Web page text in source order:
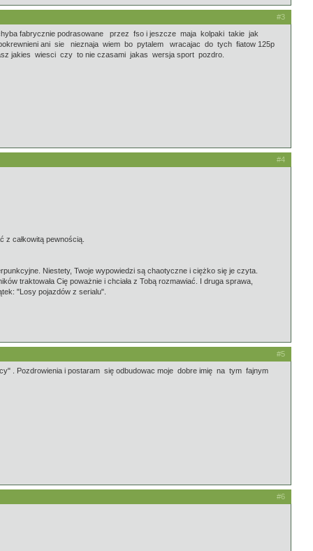
#3
fabrycznie podrasowane przez fso i jeszcze maja kolpaki takie jak
ani sie nieznaja wiem bo pytalem wracajac do tych fiatow 125p
jakies wiesci czy to nie czasami jakas wersja sport pozdro.
#4
całkowitą pewnością.
Niestety, Twoje wypowiedzi są chaotyczne i ciężko się je czyta.
traktowała Cię poważnie i chciała z Tobą rozmawiać. I druga sprawa,
"Losy pojazdów z serialu".
#5
. Pozdrowienia i postaram się odbudowac moje dobre imię na tym fajnym
#6